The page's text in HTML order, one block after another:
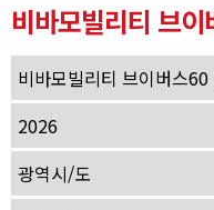
비바모빌리티 브